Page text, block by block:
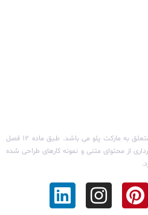
تمامی حقوق مادی و معنوی این سایت متعلق به مارکت پلو می باشد. طـبق ماده ۱۲ فصل
از محتوای متنی و نمونه کارهای طراحی شده